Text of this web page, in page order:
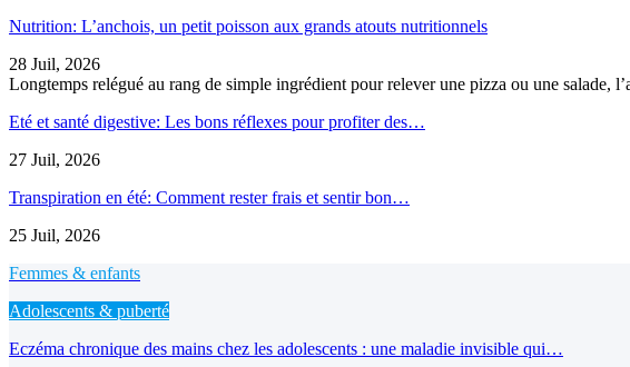
Nutrition: L’anchois, un petit poisson aux grands atouts nutritionnels
28 Juil, 2026
Longtemps relégué au rang de simple ingrédient pour relever une pizza ou une salade,
Eté et santé digestive: Les bons réflexes pour profiter des…
27 Juil, 2026
Transpiration en été: Comment rester frais et sentir bon…
25 Juil, 2026
Femmes & enfants
Adolescents & puberté
Eczéma chronique des mains chez les adolescents : une maladie invisible qui…